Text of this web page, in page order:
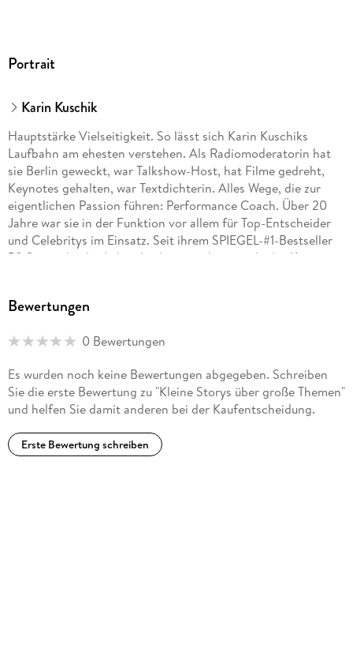
Portrait
Karin Kuschik
Hauptstärke Vielseitigkeit. So lässt sich Karin Kuschiks
Laufbahn am ehesten verstehen. Als Radiomoderatorin hat
sie Berlin geweckt, war Talkshow-Host, hat Filme gedreht,
Keynotes gehalten, war Textdichterin. Alles Wege, die zur
eigentlichen Passion führen: Performance Coach. Über 20
Jahre war sie in der Funktion vor allem für Top-Entscheider
und Celebritys im Einsatz. Seit ihrem SPIEGEL-#1-Bestseller
50 Sätze, die das Leben leichter machen wurde das Know-
dritter SPIEGEL-Bestseller 50 Fragen, die das Leben leichter
Bewertungen
0 Bewertungen
Es wurden noch keine Bewertungen abgegeben. Schreiben
Sie die erste Bewertung zu "Kleine Storys über große Themen"
und helfen Sie damit anderen bei der Kaufentscheidung.
Erste Bewertung schreiben